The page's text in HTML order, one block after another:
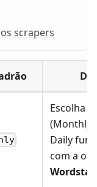
scrapers
Escolha
(Monthly/
Daily
com a
Wordstat